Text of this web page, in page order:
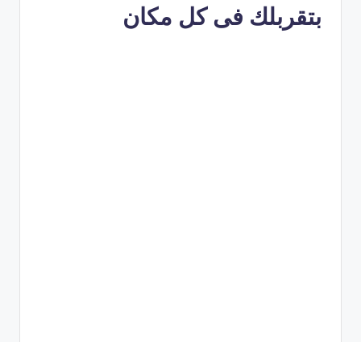
بتقربلك فى كل مكان